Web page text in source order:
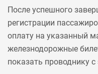
После успешного
регистрации
оплату на указанный
железнодорожные
показать проводнику